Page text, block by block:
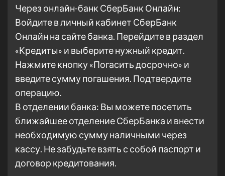
Через онлайн-банк СберБанк Онлайн:
Войдите в личный кабинет СберБанк
Онлайн на сайте банка. Перейдите в раздел
«Кредиты» и выберите нужный кредит.
Нажмите кнопку «Погасить досрочно» и
введите сумму погашения. Подтвердите
операцию.
В отделении банка: Вы можете посетить
ближайшее отделение СберБанка и внести
необходимую сумму наличными через
кассу. Не забудьте взять с собой паспорт и
договор кредитования.